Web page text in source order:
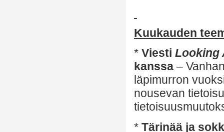
Kuukauden
* Viesti Looking
kanssa –
läpimurron
nousevan
* Tärinää ja